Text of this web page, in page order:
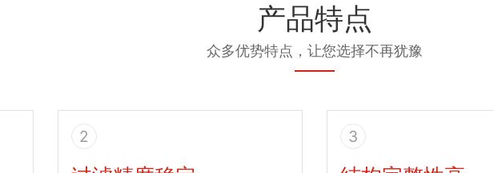
产品特点
众多优势特点，让您选择不再犹豫
2 3